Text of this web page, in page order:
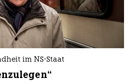
im NS-Staat